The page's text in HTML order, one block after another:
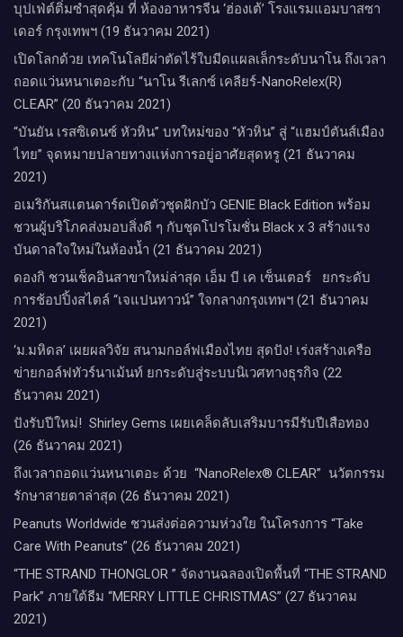
บุปเฟ่ต์ติ่มซำสุดคุ้ม ที่ ห้อง​อาหารจีน​ ‘ฮ่องเต้’ โรงแรม​แอม​บาส​ซา​
เดอร์​ กรุงเทพฯ​ (19 ธันวาคม 2021)
เปิดโลกด้วย เทคโนโลยีผ่าตัดไร้ใบมีดแผลเล็กระดับนาโน ถึงเวลา
ถอดแว่นหนาเตอะกับ “นาโน รีเลกซ์ เคลียร์-NanoRelex(R)
CLEAR” (20 ธันวาคม 2021)
“บันยัน เรสซิเดนซ์ หัวหิน” บทใหม่ของ “หัวหิน” สู่ “แฮมป์ตันส์เมือง
ไทย” จุดหมายปลายทางแห่งการอยู่อาศัยสุดหรู (21 ธันวาคม
2021)
อเมริกันสแตนดาร์ดเปิดตัวชุดฝักบัว GENIE Black Edition พร้อม
ชวนผู้บริโภคส่งมอบสิ่งดี ๆ กับชุดโปรโมชั่น Black x 3 สร้างแรง
บันดาลใจใหม่ในห้องน้ำ (21 ธันวาคม 2021)
ดองกิ ชวนเช็คอินสาขาใหม่ล่าสุด เอ็ม บี เค เซ็นเตอร์ ยกระดับ
การช้อปปิ้งสไตล์ “เจแปนทาวน์” ใจกลางกรุงเทพฯ (21 ธันวาคม
2021)
‘ม.มหิดล’ เผยผลวิจัย สนามกอล์ฟเมืองไทย สุดปัง! เร่งสร้างเครือ
ข่ายกอล์ฟทัวร์นาเม้นท์ ยกระดับสู่ระบบนิเวศทางธุรกิจ (22
ธันวาคม 2021)
ปังรับปีใหม่​! ​ Shirley Gems เผยเคล็ดลับ​เสริมบารมีรับปีเสือทอง
(26 ธันวาคม 2021)
ถึงเวลาถอดแว่นหนาเตอะ ด้วย “NanoRelex® CLEAR” นวัตกรรม
รักษาสายตาล่าสุด (26 ธันวาคม 2021)
Peanuts Worldwide ชวนส่งต่อความห่วงใย​ ​ในโครงการ “Take
Care With Peanuts” (26 ธันวาคม 2021)
“THE STRAND THONGLOR ” จัดงานฉลองเปิดพื้นที่ “THE STRAND
Park” ภายใต้ธีม “MERRY LITTLE CHRISTMAS” (27 ธันวาคม
2021)